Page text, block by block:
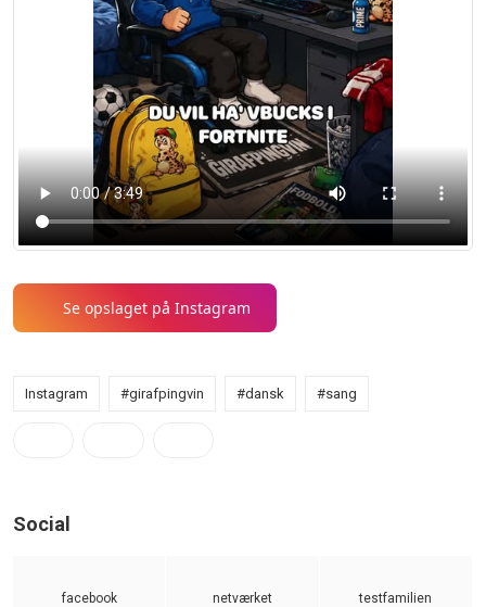
Se opslaget på Instagram
Instagram #girafpingvin #dansk #sang
Social
facebook
netværket
testfamilien